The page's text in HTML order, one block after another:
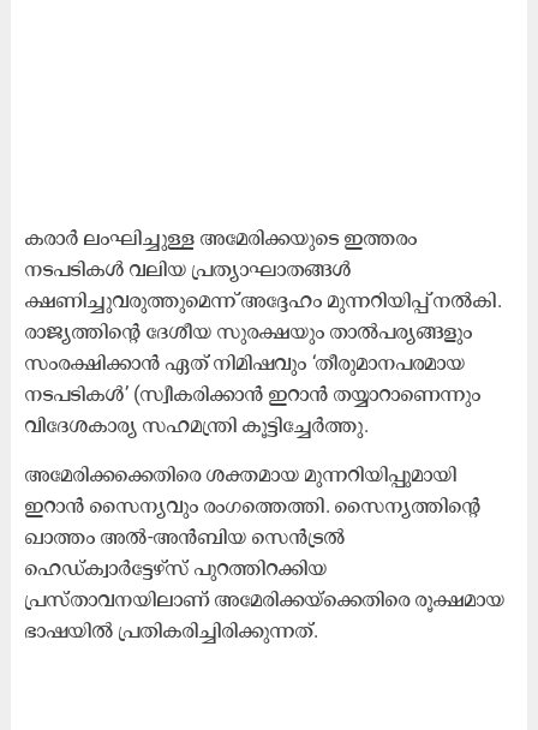
കരാർ ലംഘിച്ചുള്ള അമേരിക്കയുടെ ഇത്തരം
നടപടികൾ വലിയ പ്രത്യാഘാതങ്ങൾ
ക്ഷണിച്ചുവരുത്തുമെന്ന് അദ്ദേഹം മുന്നറിയിപ്പ് നൽകി.
രാജ്യത്തിന്റെ ദേശീയ സുരക്ഷയും താൽപര്യങ്ങളും
സംരക്ഷിക്കാൻ ഏത് നിമിഷവും ‘തീരുമാനപരമായ
നടപടികൾ’ (സ്വീകരിക്കാൻ ഇറാൻ തയ്യാറാണെന്നും
വിദേശകാര്യ സഹമന്ത്രി കൂട്ടിച്ചേർത്തു.
അമേരിക്കക്കെതിരെ ശക്തമായ മുന്നറിയിപ്പുമായി
ഇറാൻ സൈന്യവും രംഗത്തെത്തി. സൈന്യത്തിന്റെ
ഖാത്തം അൽ-അൻബിയ സെൻട്രൽ
ഹെഡ്ക്വാർട്ടേഴ്സ് പുറത്തിറക്കിയ
പ്രസ്താവനയിലാണ് അമേരിക്കയ്‌ക്കെതിരെ രൂക്ഷമായ
ഭാഷയിൽ പ്രതികരിച്ചിരിക്കുന്നത്.